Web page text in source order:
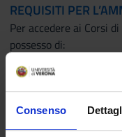
Consenso
REQUISITI PER
Per accedere ai Corsi
possesso di:
a) laurea triennale
Ministeriale n. 270
del 1999;
b) titolo di studio
secondo gli